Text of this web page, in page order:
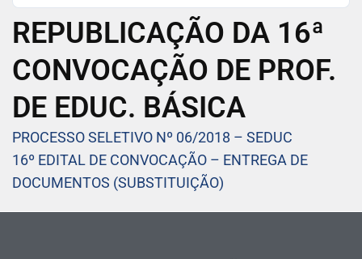
REPUBLICAÇÃO DA 16ª
CONVOCAÇÃO DE PROF.
DE EDUC. BÁSICA
PROCESSO SELETIVO Nº 06/2018 – SEDUC
16º EDITAL DE CONVOCAÇÃO – ENTREGA DE
DOCUMENTOS (SUBSTITUIÇÃO)